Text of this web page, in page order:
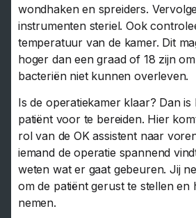
wondhaken en spreiders.
instrumenten steriel. Ook
temperatuur van de kamer. Dit
hoger dan een graad of 18 zijn
bacteriën niet kunnen overleven.
Is de operatiekamer klaar? Dan is
patiënt voor te bereiden. Hier
rol van de OK assistent naar
iemand de operatie spannend
weten wat er gaat gebeuren. Jij
om de patiënt gerust te stellen en
nemen.